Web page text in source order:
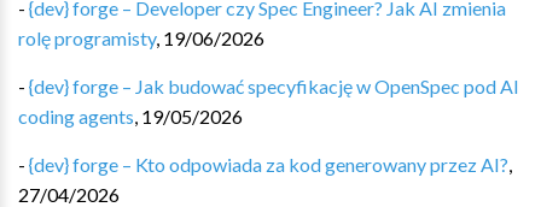
- {dev} forge – Developer czy Spec Engineer? Jak AI zmienia
rolę programisty, 19/06/2026
- {dev} forge – Jak budować specyfikację w OpenSpec pod AI
coding agents, 19/05/2026
- {dev} forge – Kto odpowiada za kod generowany przez AI?,
27/04/2026